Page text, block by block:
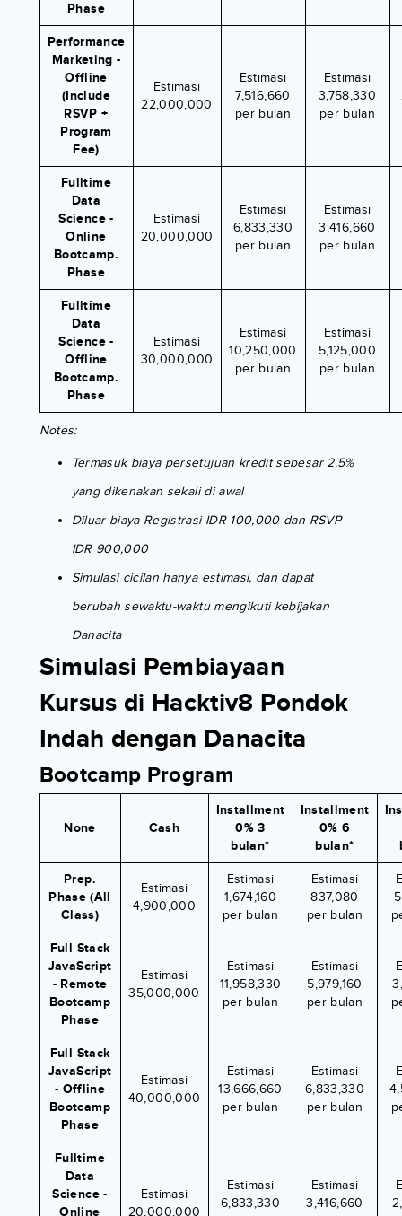
Phase
Performance
Marketing -
Offline
(Include
RSVP +
Program
Fee)
Estimasi
22,000,000
Estimasi
7,516,660
per bulan
Estimasi
3,758,330
per bulan
Fulltime
Data
Science -
Online
Bootcamp.
Phase
Estimasi
20,000,000
Estimasi
6,833,330
per bulan
Estimasi
3,416,660
per bulan
Fulltime
Data
Science -
Offline
Bootcamp.
Phase
Estimasi
30,000,000
Estimasi
10,250,000
per bulan
Estimasi
5,125,000
per bulan
Notes:
Termasuk biaya persetujuan kredit sebesar 2.5%
yang dikenakan sekali di awal
Diluar biaya Registrasi IDR 100,000 dan RSVP
IDR 900,000
Simulasi cicilan hanya estimasi, dan dapat
berubah sewaktu-waktu mengikuti kebijakan
Danacita
Simulasi Pembiayaan
Kursus di Hacktiv8 Pondok
Indah dengan Danacita
Bootcamp Program
None Cash
Installment
0% 3
bulan*
Installment
0% 6
bulan*
Prep.
Phase (All
Class)
Estimasi
4,900,000
Estimasi
1,674,160
per bulan
Estimasi
837,080
per bulan
Full Stack
JavaScript
- Remote
Bootcamp
Phase
Estimasi
35,000,000
Estimasi
11,958,330
per bulan
Estimasi
5,979,160
per bulan
Full Stack
JavaScript
- Offline
Bootcamp
Phase
Estimasi
40,000,000
Estimasi
13,666,660
per bulan
Estimasi
6,833,330
per bulan
Fulltime
Data
Science -
Online
Estimasi
20,000,000
Estimasi
6,833,330
Estimasi
3,416,660